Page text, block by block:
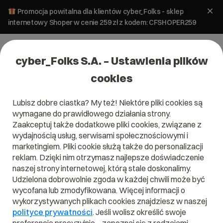
Promocja powitalna dla klientów cyber_Folks - sklep
internetowy Shoper w cenie 259 zł z kodem: CFSHOPER259
Pomoc»Poczta»Jak ustawić stopkę dla każdej nowej
wiadomości w Roundcube ?
Jak ustawić stopkę dla każdej nowej
wiadomości w Roundcube ?
Poczta Poczta przez www
Dodanie stopki (podpis) do każdej wiadomości wysyłanej z
cyber_Folks S.A. – Ustawienia plików
cookies
Lubisz dobre ciastka? My też! Niektóre pliki cookies są
wymagane do prawidłowego działania strony.
Zaakceptuj także dodatkowe pliki cookies, związane z
wydajnością usług, serwisami społecznościowymi i
marketingiem. Pliki cookie służą także do personalizacji
reklam. Dzięki nim otrzymasz najlepsze doświadczenie
naszej strony internetowej, którą stale doskonalimy.
Udzielona dobrowolnie zgoda w każdej chwili może być
wycofana lub zmodyfikowana. Więcej informacji o
wykorzystywanych plikach cookies znajdziesz w naszej
polityce prywatności. Jeśli wolisz określić swoje